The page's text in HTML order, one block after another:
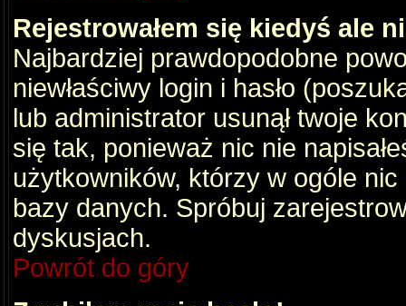
Rejestrowałem się kiedyś ale
Najbardziej prawdopodobne
niewłaściwy login i hasło
lub administrator usunął twoje
się tak, ponieważ nic nie
użytkowników, którzy w ogóle
bazy danych. Spróbuj
dyskusjach.
Powrót do góry